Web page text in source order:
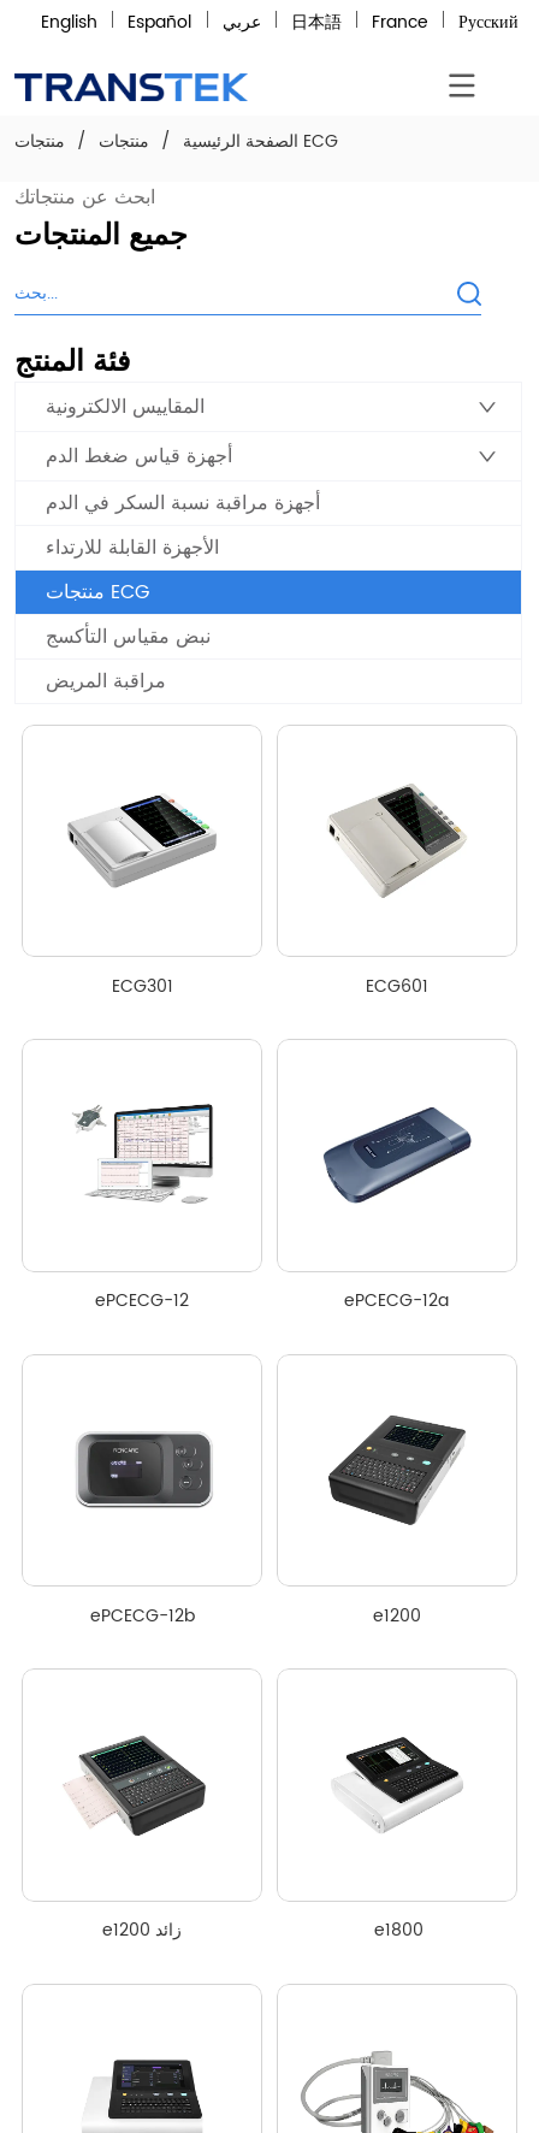
English Español عربي 日本語 France Русский
الصفحة الرئيسية / منتجات / منتجات ECG
ابحث عن منتجاتك
جميع المنتجات
فئة المنتج
المقاييس الالكترونية
أجهزة قياس ضغط الدم
أجهزة مراقبة نسبة السكر في الدم
الأجهزة القابلة للارتداء
منتجات ECG
نبض مقياس التأكسج
مراقبة المريض
ECG301 ECG601
ePCECG-12 ePCECG-12a
ePCECG-12b e1200
e1200 زائد e1800